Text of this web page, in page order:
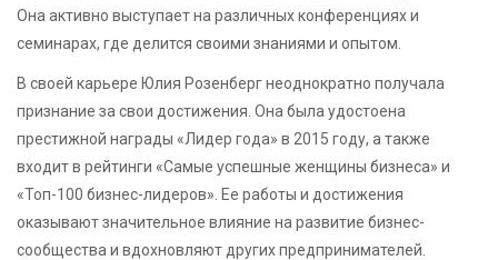
Она активно выступает на различных конференциях и
семинарах, где делится своими знаниями и опытом.
В своей карьере Юлия Розенберг неоднократно получала
признание за свои достижения. Она была удостоена
престижной награды «Лидер года» в 2015 году, а также
входит в рейтинги «Самые успешные женщины бизнеса» и
«Топ-100 бизнес-лидеров». Ее работы и достижения
оказывают значительное влияние на развитие бизнес-
сообщества и вдохновляют других предпринимателей.